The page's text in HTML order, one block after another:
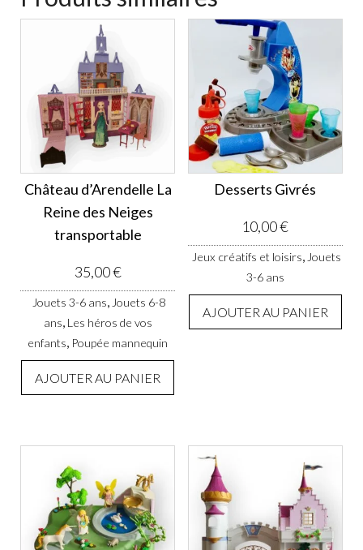
Château d’Arendelle La
Reine des Neiges
transportable
35,00€
Jouets 3-6 ans Jouets 6-8
ans Les héros de vos
enfants Poupée mannequin
AJOUTER AU PANIER
Desserts Givrés
10,00€
Jeux créatifs et loisirs Jouets
3-6 ans
AJOUTER AU PANIER